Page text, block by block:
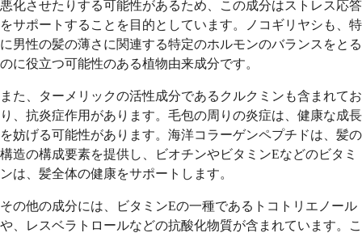
悪化させたりする可能性があるため、この成分はストレス応答
をサポートすることを目的としています。ノコギリヤシも、特
に男性の髪の薄さに関連する特定のホルモンのバランスをとる
のに役立つ可能性のある植物由来成分です。
また、ターメリックの活性成分であるクルクミンも含まれてお
り、抗炎症作用があります。毛包の周りの炎症は、健康な成長
を妨げる可能性があります。海洋コラーゲンペプチドは、髪の
構造の構成要素を提供し、ビオチンやビタミンEなどのビタミ
ンは、髪全体の健康をサポートします。
その他の成分には、ビタミンEの一種であるトコトリエノール
や、レスベラトロールなどの抗酸化物質が含まれています。こ